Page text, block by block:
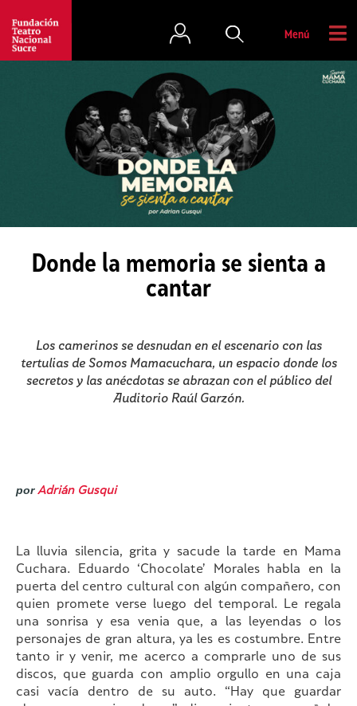
Menú
Donde la memoria se sienta a
cantar
Los camerinos se desnudan en el escenario con las
tertulias de Somos Mamacuchara, un espacio donde los
secretos y las anécdotas se abrazan con el público del
Auditorio Raúl Garzón.
por Adrián Gusqui
La lluvia silencia, grita y sacude la tarde en Mama
Cuchara. Eduardo ‘Chocolate’ Morales habla en la
puerta del centro cultural con algún compañero, con
quien promete verse luego del temporal. Le regala
una sonrisa y esa venia que, a las leyendas o los
personajes de gran altura, ya les es costumbre. Entre
tanto ir y venir, me acerco a comprarle uno de sus
discos, que guarda con amplio orgullo en una caja
casi vacía dentro de su auto. “Hay que guardar